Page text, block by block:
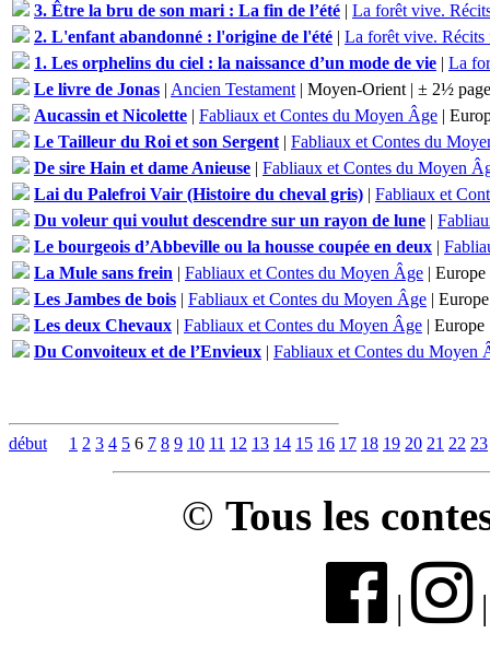
3. Être la bru de son mari : La fin de l’été | La forêt vive.
2. L'enfant abandonné : l'origine de l'été | La forêt vive. Récits
1. Les orphelins du ciel : la naissance d’un mode de vie | La
Le livre de Jonas | Ancien Testament | Moyen-Orient | ± 2½
Aucassin et Nicolette | Fabliaux et Contes du Moyen Âge |
Le Tailleur du Roi et son Sergent | Fabliaux et Contes du
De sire Hain et dame Anieuse | Fabliaux et Contes du Moyen
Lai du Palefroi Vair (Histoire du cheval gris) | Fabliaux et
Du voleur qui voulut descendre sur un rayon de lune |
Le bourgeois d’Abbeville ou la housse coupée en deux |
La Mule sans frein | Fabliaux et Contes du Moyen Âge |
Les Jambes de bois | Fabliaux et Contes du Moyen Âge |
Les deux Chevaux | Fabliaux et Contes du Moyen Âge |
Du Convoiteux et de l’Envieux | Fabliaux et Contes du Moyen
début 1 2 3 4 5 6 7 8 9 10 11 12 13 14 15 16 17 18 19 20 21 22 23
© Tous les
|